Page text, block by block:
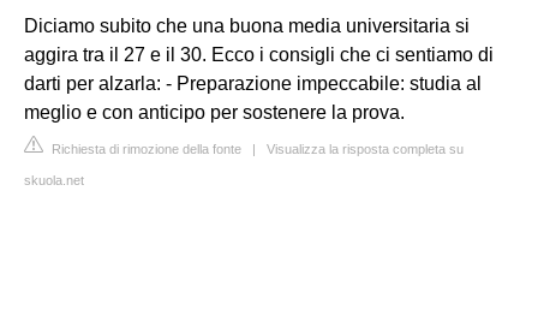
Diciamo subito che una buona media universitaria si
aggira tra il 27 e il 30. Ecco i consigli che ci sentiamo di
darti per alzarla: - Preparazione impeccabile: studia al
meglio e con anticipo per sostenere la prova.
Richiesta di rimozione della fonte | Visualizza la risposta completa su
skuola.net